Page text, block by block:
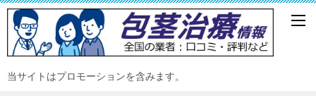
当サイトはプロモーションを含みます。